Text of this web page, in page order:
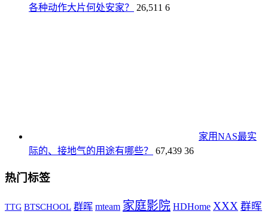
各种动作大片何处安家？
26,511 6
家用NAS最实
际的、接地气的用途有哪些？
67,439 36
热门标签
TTG BTSCHOOL 群晖 mteam 家庭影院 HDHome XXX 群晖